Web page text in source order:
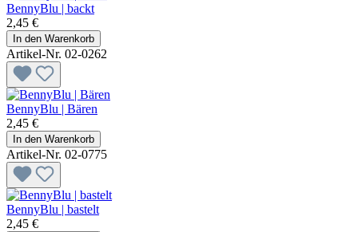
BennyBlu | backt
2,45 €
In den Warenkorb
Artikel-Nr. 02-0262
BennyBlu | Bären
2,45 €
In den Warenkorb
Artikel-Nr. 02-0775
BennyBlu | bastelt
2,45 €